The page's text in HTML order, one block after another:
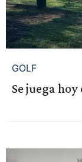
GOLF
Se juega